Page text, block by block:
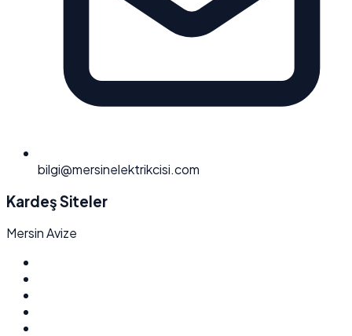
bilgi@mersinelektrikcisi.com
Kardeş Siteler
Mersin Avize